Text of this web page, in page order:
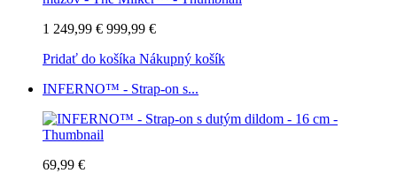
1 249,99 € 999,99 €
Pridať do košíka Nákupný košík
INFERNO™ - Strap-on s...
69,99 €